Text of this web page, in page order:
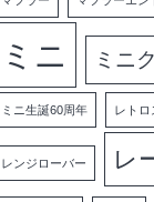
ミニ ミニ
ミニ生誕60周年 レトロ
レンジローバー レ